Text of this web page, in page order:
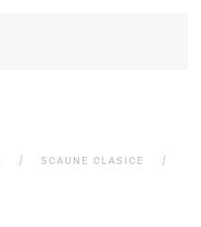
SCAUNE CLASICE